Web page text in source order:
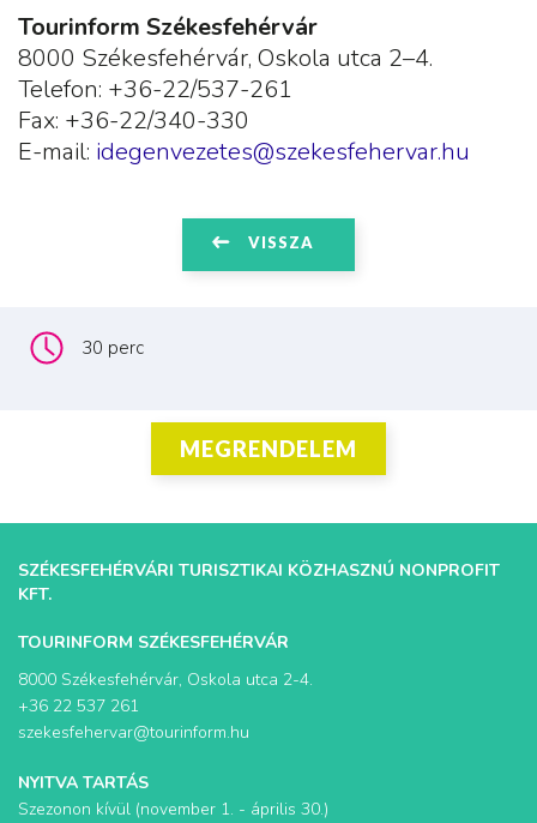
Tourinform Székesfehérvár
8000 Székesfehérvár, Oskola utca 2–4.
Telefon: +36-22/537-261
Fax: +36-22/340-330
E-mail: idegenvezetes@szekesfehervar.hu
VISSZA
30 perc
MEGRENDELEM
SZÉKESFEHÉRVÁRI TURISZTIKAI KÖZHASZNÚ NONPROFIT
KFT.
TOURINFORM SZÉKESFEHÉRVÁR
8000 Székesfehérvár, Oskola utca 2-4.
+36 22 537 261
szekesfehervar@tourinform.hu
NYITVA TARTÁS
Szezonon kívül (november 1. - április 30.)